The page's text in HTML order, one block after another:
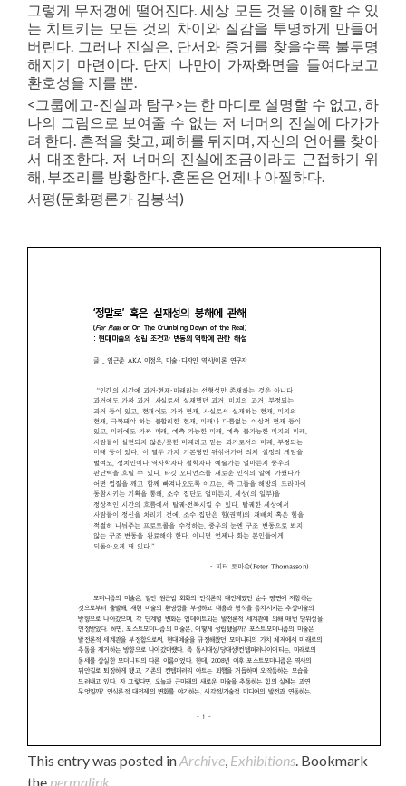
그렇게 무저갱에 떨어진다. 세상 모든 것을 이해할 수 있
는 치트키는 모든 것의 차이와 질감을 투명하게 만들어
버린다. 그러나 진실은, 단서와 증거를 찾을수록 불투명
해지기 마련이다. 단지 나만이 가짜화면을 들여다보고
환호성을 지를 뿐.
<그룹에고-진실과 탐구>는 한 마디로 설명할 수 없고, 하
나의 그림으로 보여줄 수 없는 저 너머의 진실에 다가가
려 한다. 흔적을 찾고, 폐허를 뒤지며, 자신의 언어를 찾아
서 대조한다. 저 너머의 진실에조금이라도 근접하기 위
해, 부조리를 방황한다. 혼돈은 언제나 아찔하다.
서평(문화평론가 김봉석)
This entry was posted inArchive, Exhibitions. Bookmark
the permalink